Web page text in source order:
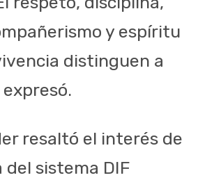
y espíritu
distinguen a
expresó.
resaltó el interés de
del sistema DIF